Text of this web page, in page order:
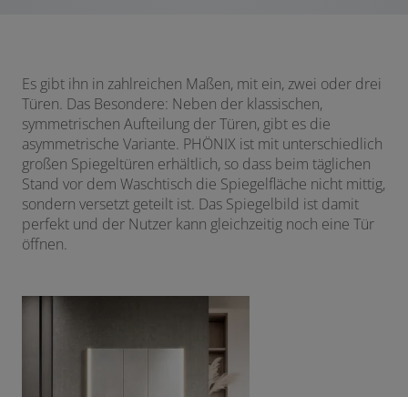
Es gibt ihn in zahlreichen Maßen, mit ein, zwei oder drei
Türen. Das Besondere: Neben der klassischen,
symmetrischen Aufteilung der Türen, gibt es die
asymmetrische Variante. PHÖNIX ist mit unterschiedlich
großen Spiegeltüren erhältlich, so dass beim täglichen
Stand vor dem Waschtisch die Spiegelfläche nicht mittig,
sondern versetzt geteilt ist. Das Spiegelbild ist damit
perfekt und der Nutzer kann gleichzeitig noch eine Tür
öffnen.